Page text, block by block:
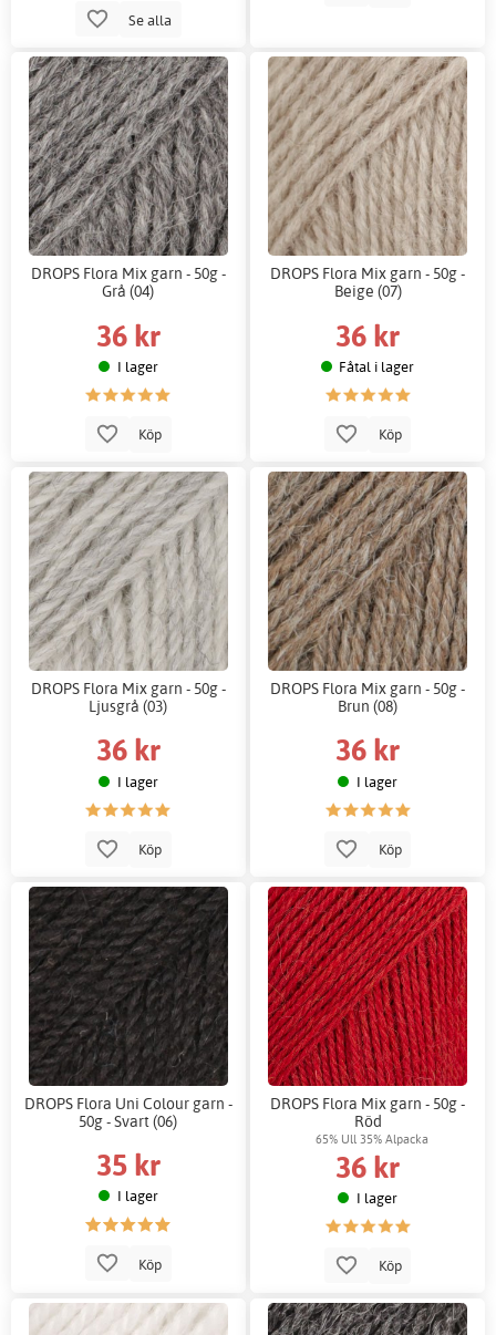
Se alla
DROPS Flora Mix garn - 50g -
Grå (04)
36 kr
I lager
Köp
DROPS Flora Mix garn - 50g -
Beige (07)
36 kr
Fåtal i lager
Köp
DROPS Flora Mix garn - 50g -
Ljusgrå (03)
36 kr
I lager
Köp
DROPS Flora Mix garn - 50g -
Brun (08)
36 kr
I lager
Köp
DROPS Flora Uni Colour garn -
50g - Svart (06)
35 kr
I lager
Köp
DROPS Flora Mix garn - 50g -
Röd
65% Ull 35% Alpacka
36 kr
I lager
Köp